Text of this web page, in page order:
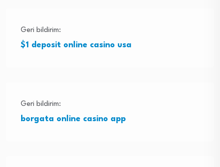
Geri bildirim:
$1 deposit online casino usa
Geri bildirim:
borgata online casino app